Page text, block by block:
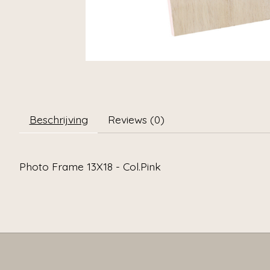
Beschrijving Reviews (0)
Photo Frame 13X18 - Col.Pink